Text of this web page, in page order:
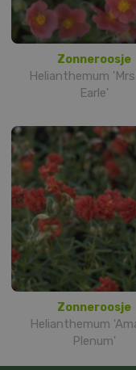
Zonneroosje
Helianthemum 'Mrs
Earle'
Zonneroosje
Helianthemum
Plenum'